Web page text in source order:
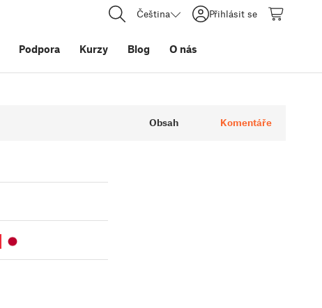
Čeština Přihlásit se
Podpora Kurzy Blog O nás
Obsah Komentáře